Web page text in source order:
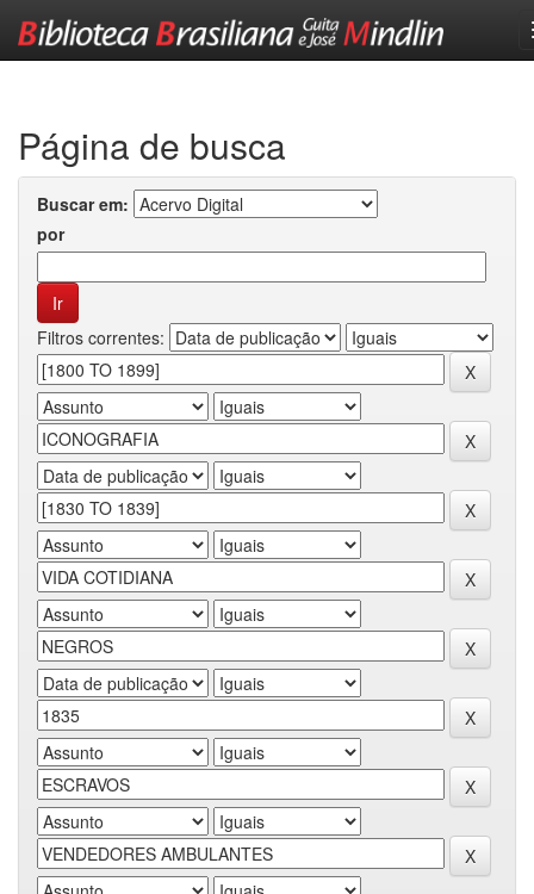
Página de busca
Buscar em:
por
Filtros correntes: